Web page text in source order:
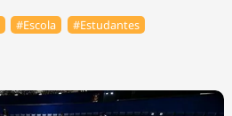
#Escola #Estudantes